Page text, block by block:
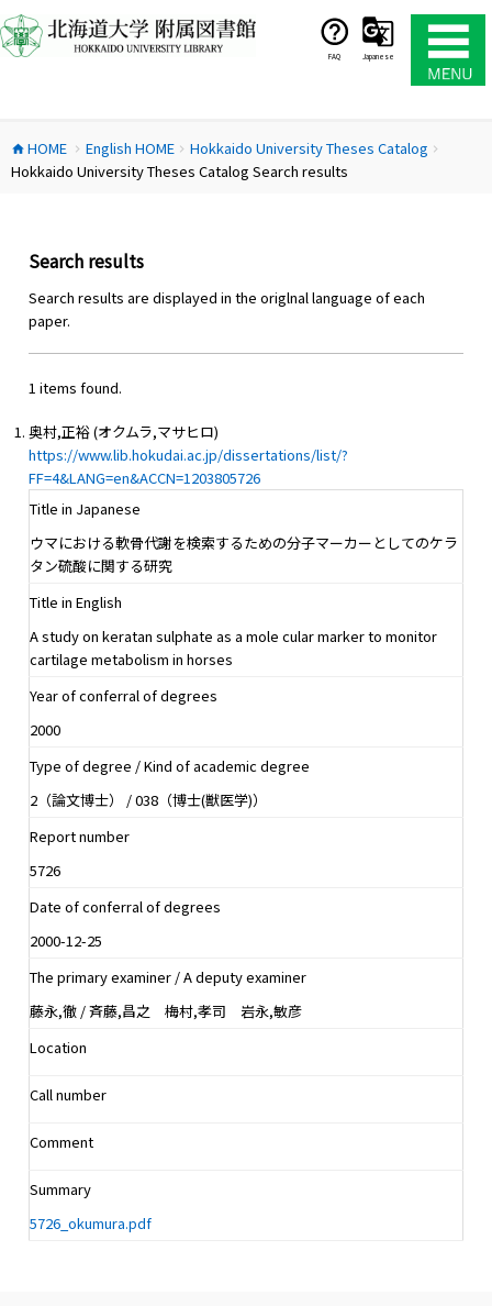
ン
テ
ス
キ
FAQ Japanese
home HOME chevron_right English HOMEchevron_right Hokkaido University Theses Catalog chevron_right
Hokkaido University Theses Catalog Search results
Search results
Search results are displayed in the origlnal language of each
paper.
1 items found.
奥村,正裕 (オクムラ,マサヒロ)
https://www.lib.hokudai.ac.jp/dissertations/list/?
FF=4&LANG=en&ACCN=1203805726
Title in Japanese
ウマにおける軟骨代謝を検索するための分子マーカーとしてのケラ
タン硫酸に関する研究
Title in English
A study on keratan sulphate as a mole cular marker to monitor
cartilage metabolism in horses
Year of conferral of degrees
2000
Type of degree / Kind of academic degree
2（論文博士） / 038（博士(獣医学)）
Report number
5726
Date of conferral of degrees
2000-12-25
The primary examiner / A deputy examiner
藤永,徹 / 斉藤,昌之 梅村,孝司 岩永,敏彦
Location
Call number
Comment
Summary
5726_okumura.pdf